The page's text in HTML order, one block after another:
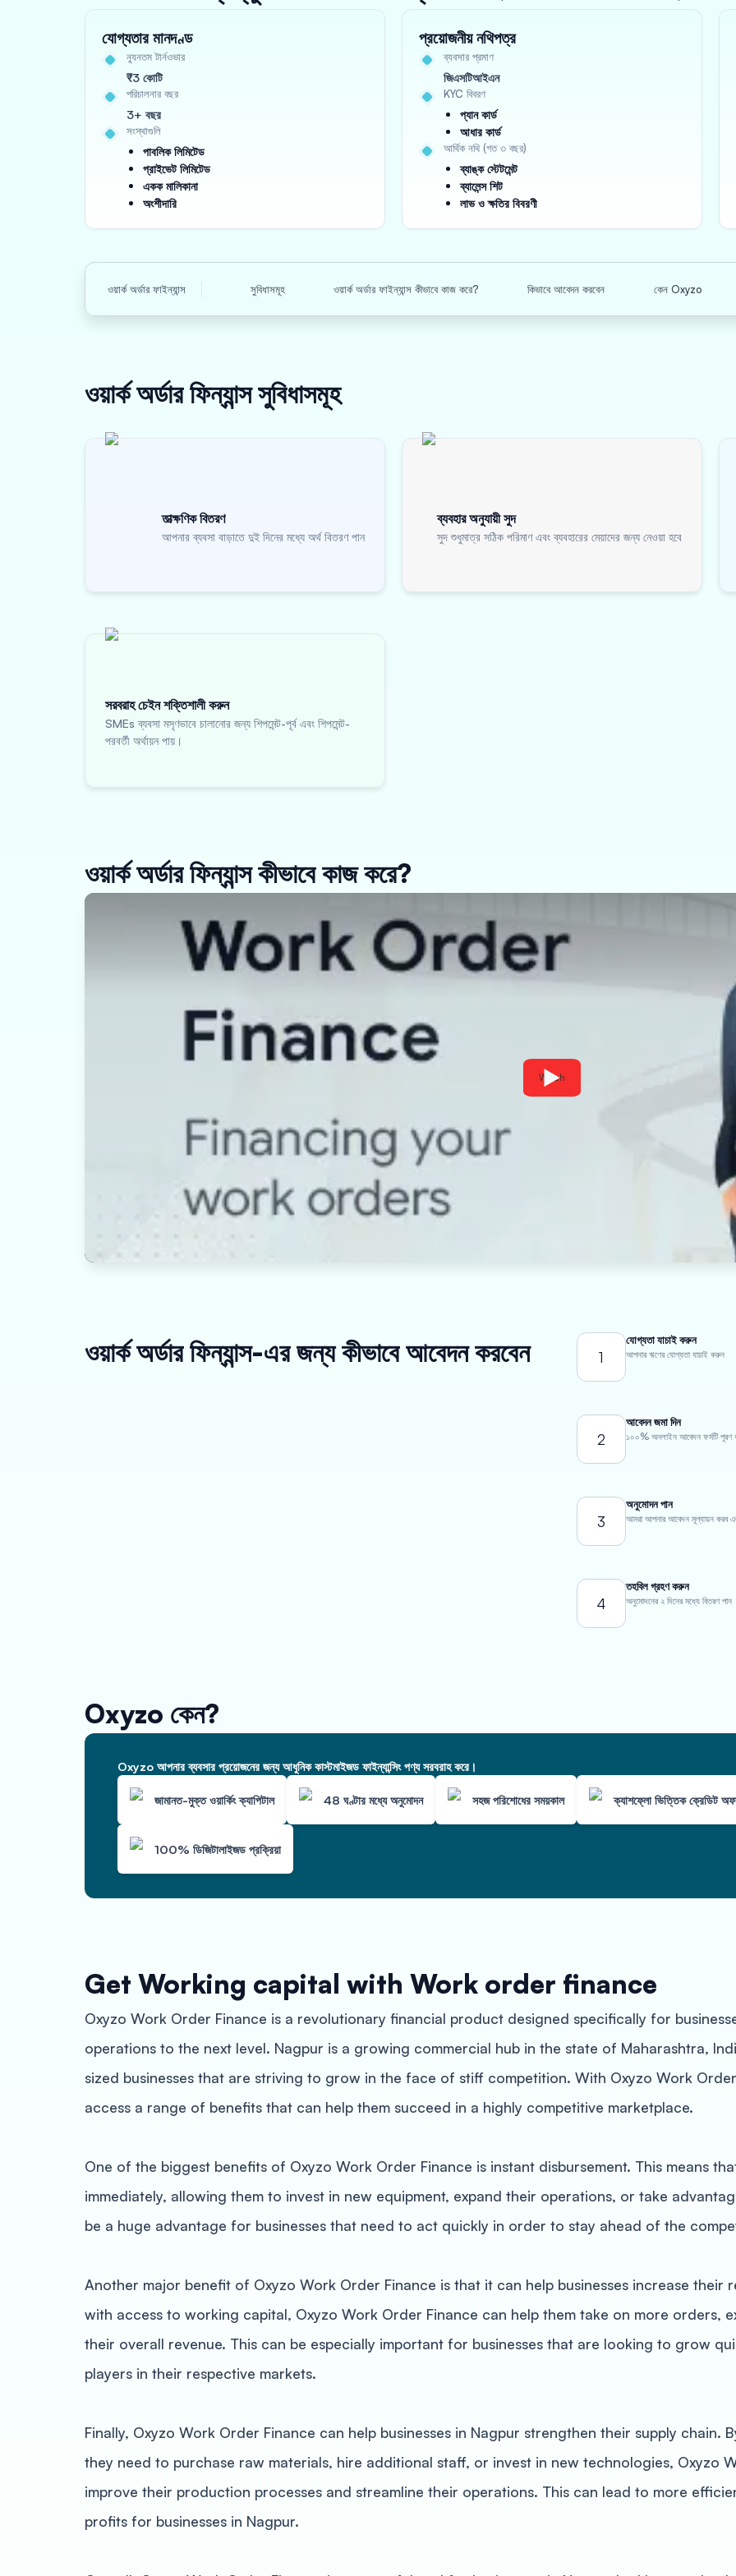
যোগ্যতার মানদণ্ড
ন্যূনতম টার্নওভার
₹3 কোটি
পরিচালনার বছর
3+ বছর
সংস্থাগুলি
পাবলিক লিমিটেড
প্রাইভেট লিমিটেড
একক মালিকানা
অংশীদারি
প্রয়োজনীয় নথিপত্র
ব্যবসার প্রমাণ
জিএসটিআইএন
KYC বিবরণ
প্যান কার্ড
আধার কার্ড
আর্থিক নথি (গত ৩ বছর)
ব্যাঙ্ক স্টেটমেন্ট
ব্যালেন্স শিট
লাভ ও ক্ষতির বিবরণী
ওয়ার্ক অর্ডার ফাইন্যান্স সুবিধাসমূহ ওয়ার্ক অর্ডার ফাইন্যান্স কীভাবে কাজ করে? কিভাবে আবেদন করবেন কেন Oxyzo
ওয়ার্ক অর্ডার ফিন্যান্সসুবিধাসমূহ
তাত্ক্ষণিক বিতরণ
আপনার ব্যবসা বাড়াতে দুই দিনের মধ্যে অর্থ বিতরণ পান
ব্যবহার অনুযায়ী সুদ
সুদ শুধুমাত্র সঠিক পরিমাণ এবং ব্যবহারের মেয়াদের জন্য নেওয়া হবে
সরবরাহ চেইন শক্তিশালী করুন
SMEs ব্যবসা মসৃণভাবে চালানোর জন্য শিপমেন্ট-পূর্ব এবং শিপমেন্ট-
পরবর্তী অর্থায়ন পায়।
ওয়ার্ক অর্ডার ফিন্যান্স কীভাবে কাজ করে?
Watch
ওয়ার্ক অর্ডার ফিন্যান্স-এর জন্য কীভাবে আবেদন করবেন 1
যোগ্যতা যাচাই করুন
আপনার ঋণের যোগ্যতা যাচাই করুন
2
আবেদন জমা দিন
১০০% অনলাইন আবেদন ফর্মটি পূরণ
3
অনুমোদন পান
আমরা আপনার আবেদন মূল্যায়ন করব
4
তহবিল গ্রহণ করুন
অনুমোদনের ২ দিনের মধ্যে বিতরণ পান
Oxyzo কেন?
Oxyzo আপনার ব্যবসার প্রয়োজনের জন্য আধুনিক কাস্টমাইজড ফাইন্যান্সিং পণ্য সরবরাহ করে।
জামানত-মুক্ত ওয়ার্কিং ক্যাপিটাল 48 ঘণ্টার মধ্যে অনুমোদন সহজ পরিশোধের সময়কাল ক্যাশফ্লো ভিত্তিক ক্রেডিট
100% ডিজিটালাইজড প্রক্রিয়া
Get Working capital with Work order finance
Oxyzo Work Order Finance is a revolutionary financial product designed specifically for
operations to the next level. Nagpur is a growing commercial hub in the state of Maharashtra,
sized businesses that are striving to grow in the face of stiff competition. With Oxyzo Work
access a range of benefits that can help them succeed in a highly competitive marketplace.
One of the biggest benefits of Oxyzo Work Order Finance is instant disbursement. This means
immediately, allowing them to invest in new equipment, expand their operations, or take
be a huge advantage for businesses that need to act quickly in order to stay ahead of the
Another major benefit of Oxyzo Work Order Finance is that it can help businesses increase their
with access to working capital, Oxyzo Work Order Finance can help them take on more orders,
their overall revenue. This can be especially important for businesses that are looking to grow
players in their respective markets.
Finally, Oxyzo Work Order Finance can help businesses in Nagpur strengthen their supply chain.
they need to purchase raw materials, hire additional staff, or invest in new technologies, Oxyzo
improve their production processes and streamline their operations. This can lead to more
profits for businesses in Nagpur.